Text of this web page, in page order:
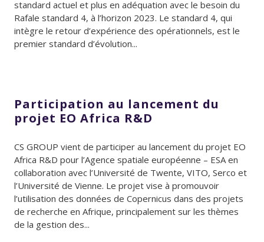
standard actuel et plus en adéquation avec le besoin du
Rafale standard 4, à l’horizon 2023. Le standard 4, qui
intègre le retour d’expérience des opérationnels, est le
premier standard d’évolution...
Participation au lancement du
projet EO Africa R&D
CS GROUP vient de participer au lancement du projet EO
Africa R&D pour l’Agence spatiale européenne – ESA en
collaboration avec l’Université de Twente, VITO, Serco et
l’Université de Vienne. Le projet vise à promouvoir
l’utilisation des données de Copernicus dans des projets
de recherche en Afrique, principalement sur les thèmes
de la gestion des...